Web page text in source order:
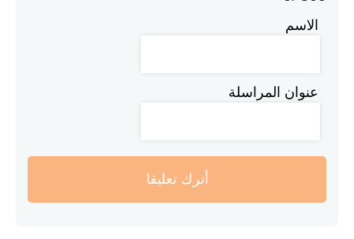
الاسم
عنوان المراسلة
أترك تعليقا